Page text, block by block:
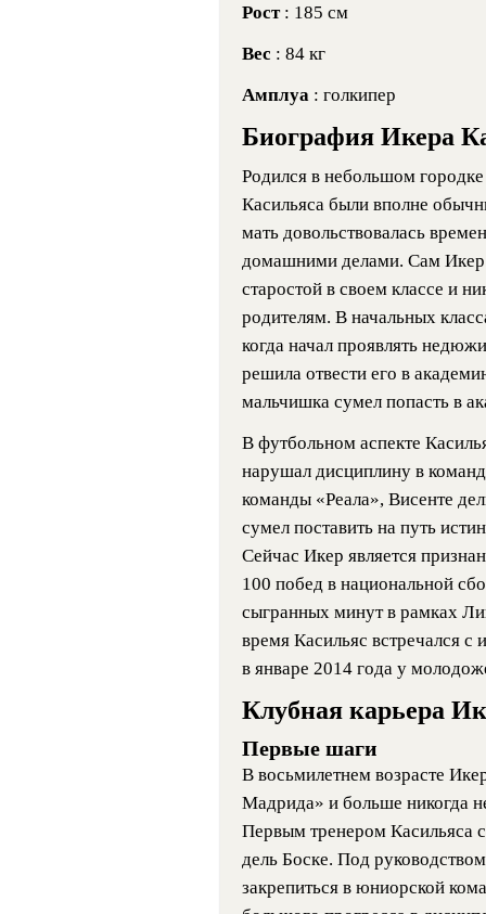
Рост : 185 см
Вес : 84 кг
Амплуа : голкипер
Биография Икера
Родился в небольшом
Касильяса были вполне
мать довольствовалась
домашними делами. Сам
старостой в своем классе и
родителям. В начальных
когда начал проявлять
решила отвести его в
мальчишка сумел попасть в
В футбольном аспекте
нарушал дисциплину в
команды «Реала», Висенте
сумел поставить на путь
Сейчас Икер является
100 побед в национальной
сыгранных минут в рамках
время Касильяс встречался
в январе 2014 года у
Клубная карьера
Первые шаги
В восьмилетнем возрасте
Мадрида» и больше никогда
Первым тренером Касильяса
дель Боске. Под
закрепиться в юниорской